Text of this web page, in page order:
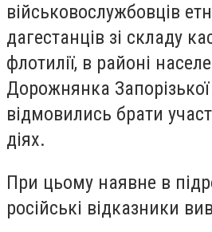
військовослужбовців
дагестанців зі складу
флотилії, в районі
Дорожнянка Запорізької
відмовились брати
діях.
При цьому наявне в
російські відказники